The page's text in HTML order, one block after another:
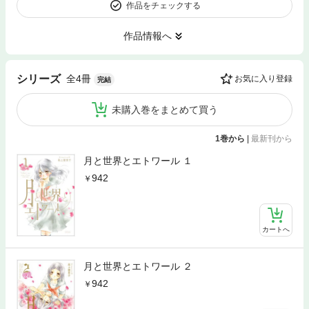
作品をチェックする
作品情報へ
シリーズ 全4冊 完結 お気に入り登録
未購入巻をまとめて買う
1巻から 最新刊から
月と世界とエトワール １
942
カートへ
月と世界とエトワール ２
942